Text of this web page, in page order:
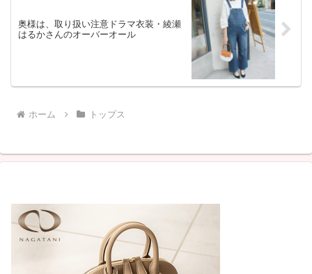
奥様は、取り扱い注意ドラマ衣装・綾瀬
はるかさんのオーバーオール
ホーム トップス